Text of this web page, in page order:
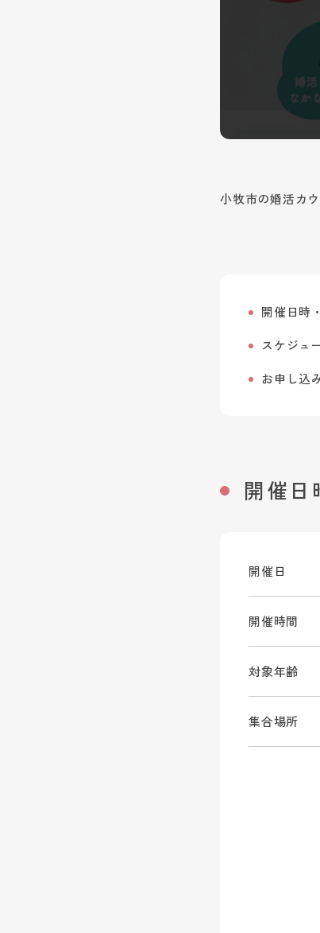
小牧市の婚活カ
開催日時
スケジュ
お申し込
開催日
開催日
開催時間
対象年齢
集合場所